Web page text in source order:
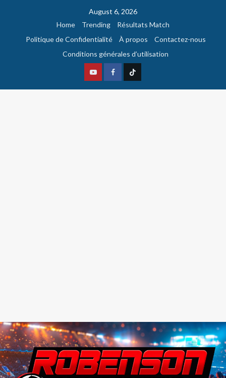
August 6, 2026
Home
Trending
Résultats Match
Politique de Confidentialité
À propos
Contactez-nous
Conditions générales d’utilisation